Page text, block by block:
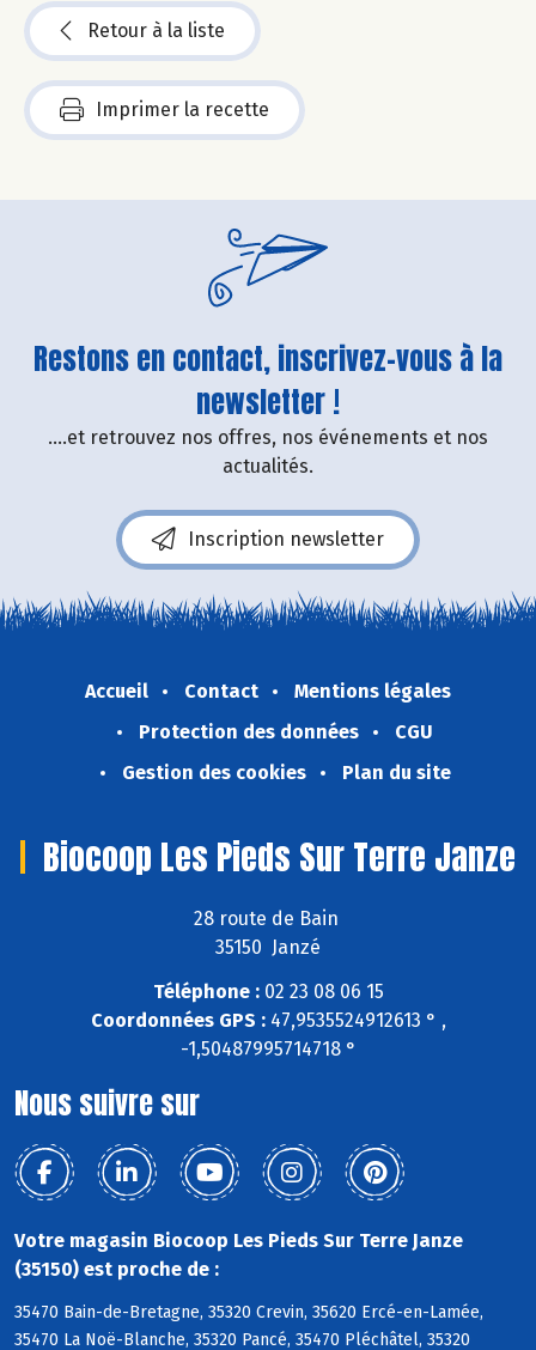
Retour à la liste
Imprimer la recette
Restons en contact, inscrivez-vous à la
newsletter !
....et retrouvez nos offres, nos événements et nos
actualités.
Inscription newsletter
Accueil Contact
Mentions légales
Protection des données
CGU
Gestion des cookies
Plan du site
Biocoop Les Pieds Sur Terre Janze
28 route de Bain
35150 Janzé
Téléphone :02 23 08 06 15
Coordonnées GPS :47,9535524912613 ° ,
-1,50487995714718 °
Nous suivre sur
Votre magasin Biocoop Les Pieds Sur Terre Janze
(35150) est proche de :
35470 Bain-de-Bretagne, 35320 Crevin, 35620 Ercé-en-Lamée,
35470 La Noë-Blanche, 35320 Pancé, 35470 Pléchâtel, 35320